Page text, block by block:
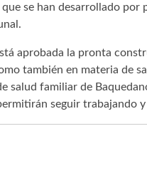
se han desarrollado por
aprobada la pronta
también en materia de
salud familiar de
seguir trabajando